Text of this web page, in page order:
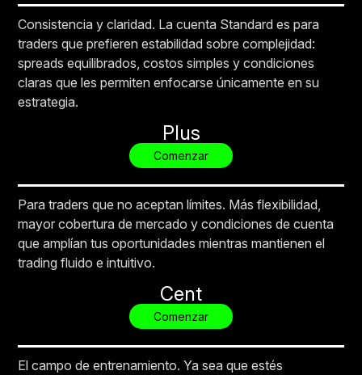
Consistencia y claridad. La cuenta Standard es para
traders que prefieren estabilidad sobre complejidad:
spreads equilibrados, costos simples y condiciones
claras que les permiten enfocarse únicamente en su
estrategia.
Plus
Comenzar
Para traders que no aceptan límites. Más flexibilidad,
mayor cobertura de mercado y condiciones de cuenta
que amplían tus oportunidades mientras mantienen el
trading fluido e intuitivo.
Cent
Comenzar
El campo de entrenamiento. Ya sea que estés